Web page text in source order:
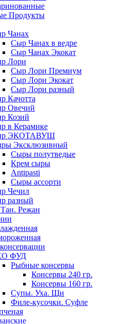
Продукты
Чанах
Сыр Чанах в ведре
Сыр Чанах Экокат
Лори
Сыр Лори Премиум
Сыр Лори Экокат
Сыр Лори разный
Качотта
Овечий
Козий
в Керамике
ЭКОТАВУШ
Эксклюзивный
Сыры полутведые
Крем сыры
Antipasti
Сыры ассорти
Чечил
разный
Режан
ФУД
Рыбные консервы
Консервы 240 гр.
Консервы 160 гр.
Супы. Уха. Щи
Филе-кусочки. Суфле